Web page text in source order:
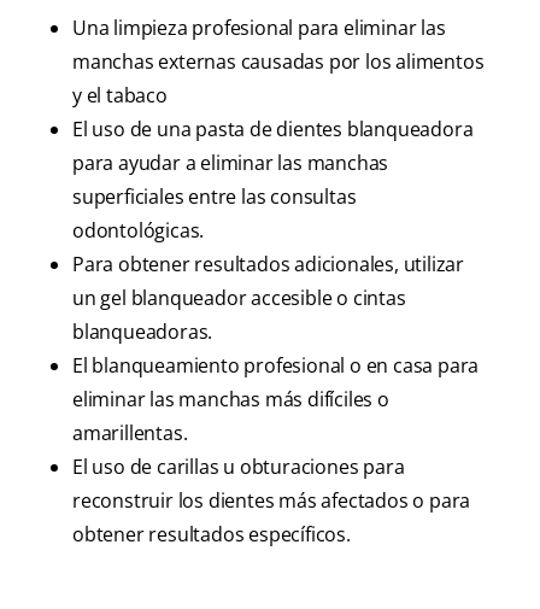
Una limpieza profesional para eliminar las
manchas externas causadas por los alimentos
y el tabaco
El uso de una pasta de dientes blanqueadora
para ayudar a eliminar las manchas
superficiales entre las consultas
odontológicas.
Para obtener resultados adicionales, utilizar
un gel blanqueador accesible o cintas
blanqueadoras.
El blanqueamiento profesional o en casa para
eliminar las manchas más difíciles o
amarillentas.
El uso de carillas u obturaciones para
reconstruir los dientes más afectados o para
obtener resultados específicos.